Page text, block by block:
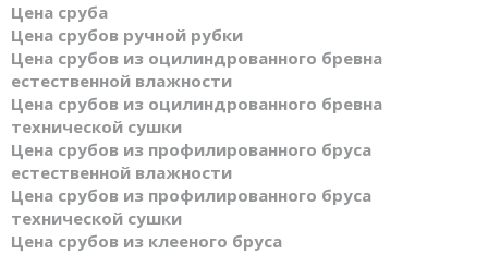
Цена сруба
Цена срубов ручной рубки
Цена срубов из оцилиндрованного бревна
естественной влажности
Цена срубов из оцилиндрованного бревна
технической сушки
Цена срубов из профилированного бруса
естественной влажности
Цена срубов из профилированного бруса
технической сушки
Цена срубов из клееного бруса